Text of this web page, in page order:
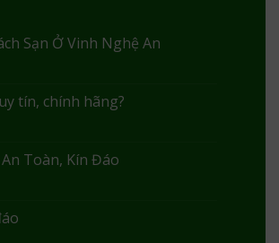
Sạn Ở Vinh Nghệ An
tín, chính hãng?
Toàn, Kín Đáo